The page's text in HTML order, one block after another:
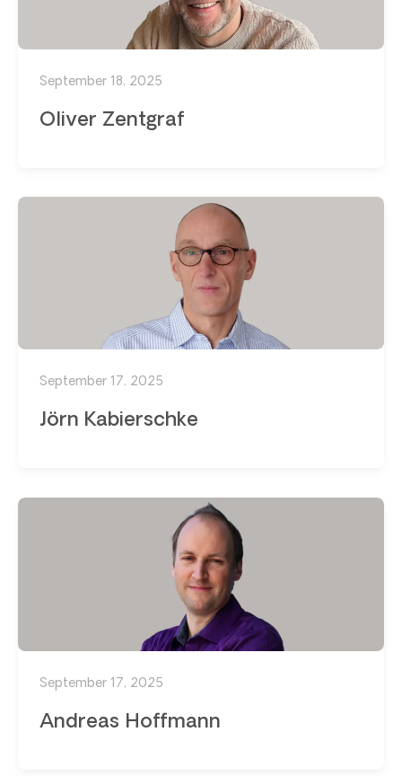
September 18, 2025
Oliver Zentgraf
September 17, 2025
Jörn Kabierschke
September 17, 2025
Andreas Hoffmann